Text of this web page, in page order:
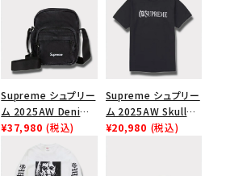
Supreme シュプリー
ム 2025AW Denim
Shoulder Bag デニ
ブラック
¥37,980 (税込)
Supreme シュプリー
ム 2025AW Skull
Tee スカル Tシャツ
¥20,980 (税込)